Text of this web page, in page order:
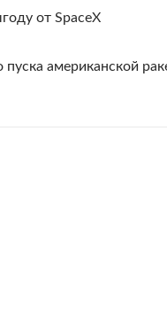
от SpaceX
пуска американской